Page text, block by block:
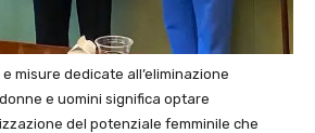
misure dedicate all’eliminazione
e uomini significa optare
del potenziale femminile che